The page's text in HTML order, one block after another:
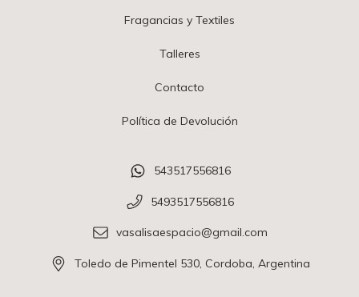
Fragancias y Textiles
Talleres
Contacto
Política de Devolución
543517556816
5493517556816
vasalisaespacio@gmail.com
Toledo de Pimentel 530, Cordoba, Argentina